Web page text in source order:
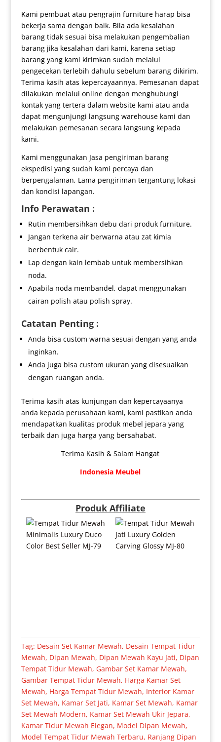
Kami pembuat atau pengrajin furniture harap bisa
bekerja sama dengan baik. Bila ada kesalahan
barang tidak sesuai bisa melakukan pengembalian
barang jika kesalahan dari kami, karena setiap
barang yang kami kirimkan sudah melalui
pengecekan terlebih dahulu sebelum barang dikirim.
Terima kasih atas kepercayaannya. Pemesanan dapat
dilakukan melalui online dengan menghubungi
kontak yang tertera dalam website kami atau anda
dapat mengunjungi langsung warehouse kami dan
melakukan pemesanan secara langsung kepada
kami.
Kami menggunakan Jasa pengiriman barang
ekspedisi yang sudah kami percaya dan
berpengalaman, Lama pengiriman tergantung lokasi
dan kondisi lapangan.
Info Perawatan :
Rutin membersihkan debu dari produk furniture.
Jangan terkena air berwarna atau zat kimia
berbentuk cair.
Lap dengan kain lembab untuk membersihkan
noda.
Apabila noda membandel, dapat menggunakan
cairan polish atau polish spray.
Catatan Penting :
Anda bisa custom warna sesuai dengan yang anda
inginkan.
Anda juga bisa custom ukuran yang disesuaikan
dengan ruangan anda.
Terima kasih atas kunjungan dan kepercayaanya
anda kepada perusahaan kami, kami pastikan anda
mendapatkan kualitas produk mebel jepara yang
terbaik dan juga harga yang bersahabat.
Terima Kasih & Salam Hangat
Indonesia Meubel
Produk Affiliate
Tag: Desain Set Kamar Mewah, Desain Tempat Tidur
Mewah, Dipan Mewah, Dipan Mewah Kayu Jati, Dipan
Tempat Tidur Mewah, Gambar Set Kamar Mewah,
Gambar Tempat Tidur Mewah, Harga Kamar Set
Mewah, Harga Tempat Tidur Mewah, Interior Kamar
Set Mewah, Kamar Set Jati, Kamar Set Mewah, Kamar
Set Mewah Modern, Kamar Set Mewah Ukir Jepara,
Kamar Tidur Mewah Elegan, Model Dipan Mewah,
Model Tempat Tidur Mewah Terbaru, Ranjang Dipan